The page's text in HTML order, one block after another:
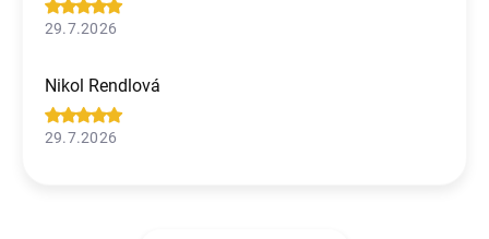
29.7.2026
Nikol Rendlová
29.7.2026